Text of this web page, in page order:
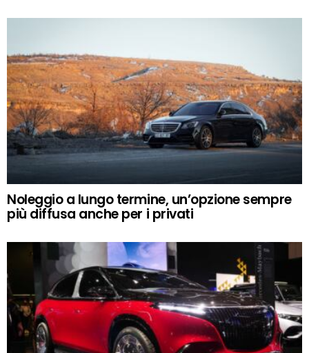
Noleggio a lungo termine, un’opzione sempre
più diffusa anche per i privati